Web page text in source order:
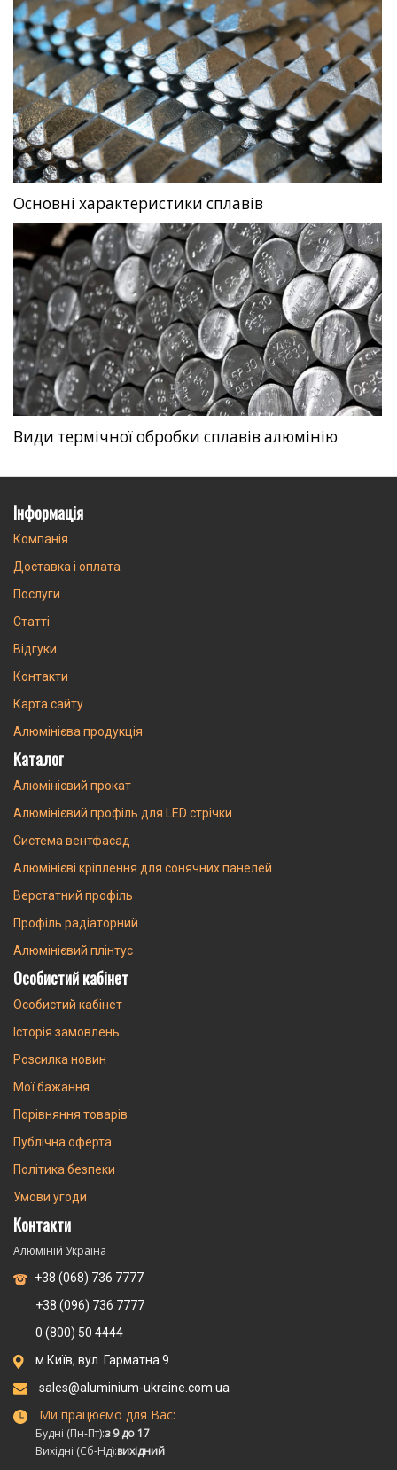
Основні характеристики сплавів
Види термічної обробки сплавів алюмінію
Інформація
Компанія
Доставка і оплата
Послуги
Статті
Відгуки
Контакти
Карта сайту
Алюмінієва продукція
Каталог
Алюмінієвий прокат
Алюмінієвий профіль для LED стрічки
Система вентфасад
Алюмінієві кріплення для сонячних панелей
Верстатний профіль
Профіль радіаторний
Алюмінієвий плінтус
Особистий кабінет
Особистий кабінет
Історія замовлень
Розсилка новин
Мої бажання
Порівняння товарів
Публічна оферта
Політика безпеки
Умови угоди
Контакти
Алюміній Україна
+38 (068) 736 7777
+38 (096) 736 7777
0 (800) 50 4444
м.Київ, вул. Гарматна 9
sales@aluminium-ukraine.com.ua
Ми працюємо для Вас:
Будні (Пн-Пт):з 9 до 17
Вихідні (Сб-Нд):вихідний